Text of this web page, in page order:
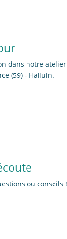
dans notre atelier
(59) - Halluin.
ou conseils !